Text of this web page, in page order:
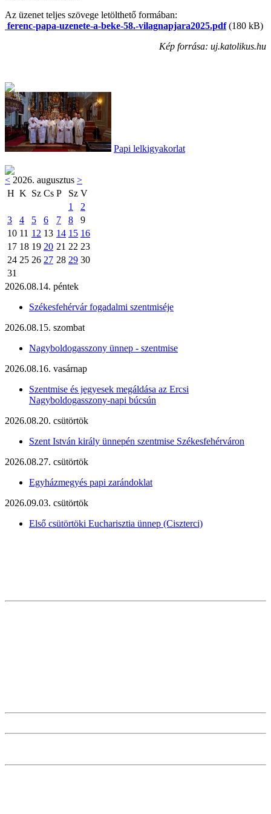
Az üzenet teljes szövege letölthető formában:
ferenc-papa-uzenete-a-beke-58.-vilagnapjara2025.pdf(180 kB)
Kép forrása: uj.katolikus.hu
Papi lelkigyakorlat
< 2026. augusztus >
H K Sz Cs P Sz V
1
2
3
4 5 6 7 8
9
10 11 12 13 14 15 16
17 18 19 20 21 22 23
24 25 26 27 28 29 30
31
2026.08.14. péntek
Székesfehérvár fogadalmi szentmiséje
2026.08.15. szombat
Nagyboldogasszony ünnep - szentmise
2026.08.16. vasárnap
Szentmise és jegyesek megáldása az Ercsi
Nagyboldogasszony-napi búcsún
2026.08.20. csütörtök
Szent István király ünnepén szentmise Székesfehérváron
2026.08.27. csütörtök
Egyházmegyés papi zarándoklat
2026.09.03. csütörtök
Első csütörtöki Eucharisztia ünnep (Ciszterci)